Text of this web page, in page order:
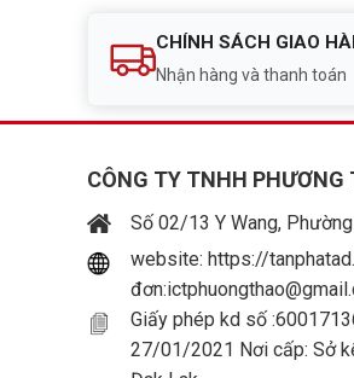
CHÍNH SÁCH GIAO
Nhận hàng và thanh toán
CÔNG TY TNHH PHƯƠNG
Số 02/13 Y Wang,
website: https://
Giấy phép kd số
27/01/2021 Nơi cấp: Sở